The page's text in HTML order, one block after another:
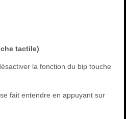
tactile)
la fonction du bip touche
fait entendre en appuyant sur